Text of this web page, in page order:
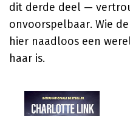
dit derde deel —
onvoorspelbaar. Wie
hier naadloos een
haar is.